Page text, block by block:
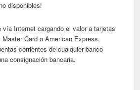
disponibles!
vía Internet cargando el valor a tarjetas
Master Card o American Express,
corrientes de cualquier banco
consignación bancaria.